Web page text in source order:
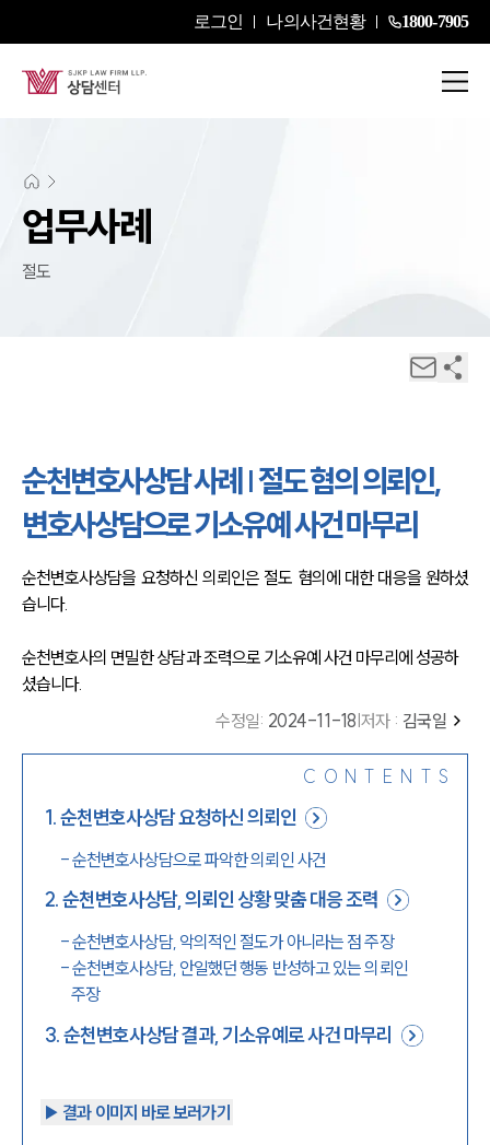
로그인 나의사건현황 1800-7905
업무사례
절도
순천변호사상담 사례 | 절도 혐의 의뢰인,
변호사상담으로 기소유예 사건 마무리
순천변호사상담을 요청하신 의뢰인은 절도 혐의에 대한 대응을 원하셨
습니다.
순천변호사의 면밀한 상담과 조력으로 기소유예 사건 마무리에 성공하
셨습니다.
수정일: 2024-11-18 |저자 : 김국일
CONTENTS
1.순천변호사상담 요청하신 의뢰인
-순천변호사상담으로 파악한 의뢰인 사건
2.순천변호사상담, 의뢰인 상황 맞춤 대응 조력
-순천변호사상담, 악의적인 절도가 아니라는 점 주장
-순천변호사상담, 안일했던 행동 반성하고 있는 의뢰인
주장
3.순천변호사상담 결과, 기소유예로 사건 마무리
▶︎ 결과 이미지 바로 보러가기